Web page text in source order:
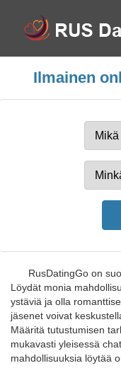
Ilmainen
RusDatingGo on
Löydät monia
ystäviä ja olla
jäsenet voivat
Määritä tutustumisen
mukavasti yleisessä
mahdollisuuksia löytää